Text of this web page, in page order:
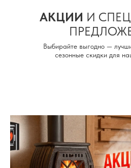
АКЦИИ И
Выбирайте выгодно —
сезонные скидки для